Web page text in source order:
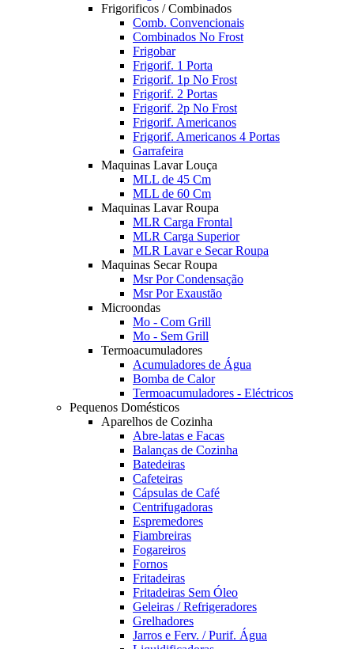
Frigorificos / Combinados
Comb. Convencionais
Combinados No Frost
Frigobar
Frigorif. 1 Porta
Frigorif. 1p No Frost
Frigorif. 2 Portas
Frigorif. 2p No Frost
Frigorif. Americanos
Frigorif. Americanos 4 Portas
Garrafeira
Maquinas Lavar Louça
MLL de 45 Cm
MLL de 60 Cm
Maquinas Lavar Roupa
MLR Carga Frontal
MLR Carga Superior
MLR Lavar e Secar Roupa
Maquinas Secar Roupa
Msr Por Condensação
Msr Por Exaustão
Microondas
Mo - Com Grill
Mo - Sem Grill
Termoacumuladores
Acumuladores de Água
Bomba de Calor
Termoacumuladores - Eléctricos
Pequenos Domésticos
Aparelhos de Cozinha
Abre-latas e Facas
Balanças de Cozinha
Batedeiras
Cafeteiras
Cápsulas de Café
Centrifugadoras
Espremedores
Fiambreiras
Fogareiros
Fornos
Fritadeiras
Fritadeiras Sem Óleo
Geleiras / Refrigeradores
Grelhadores
Jarros e Ferv. / Purif. Água